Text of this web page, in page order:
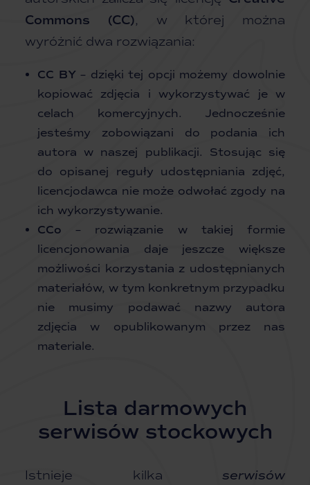
Commons (CC), w której można
wyróżnić dwa rozwiązania:
CC BY– dzięki tej opcji możemy dowolnie
kopiować zdjęcia i wykorzystywać je w
celach komercyjnych. Jednocześnie
jesteśmy zobowiązani do podania ich
autora w naszej publikacji. Stosując się
do opisanej reguły udostępniania zdjęć,
licencjodawca nie może odwołać zgody na
ich wykorzystywanie.
CCo – rozwiązanie w takiej formie
licencjonowania daje jeszcze większe
możliwości korzystania z udostępnianych
materiałów, w tym konkretnym przypadku
nie musimy podawać nazwy autora
zdjęcia w opublikowanym przez nas
materiale.
Lista darmowych
serwisów stockowych
Istnieje kilka serwisów